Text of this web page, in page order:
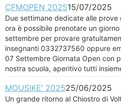
CFMOPEN 202515/07/2025
Due settimane dedicate alle
ora è possibile prenotare un
settembre per provare
insegnanti 0332737560 oppure
07 Settembre Giornata Open con
nostra scuola, aperitivo tutti
MOUSIKE’ 202525/06/2025
Un grande ritorno al Chiostro di